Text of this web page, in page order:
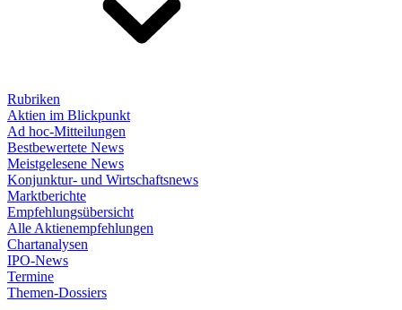
Rubriken
Aktien im Blickpunkt
Ad hoc-Mitteilungen
Bestbewertete News
Meistgelesene News
Konjunktur- und Wirtschaftsnews
Marktberichte
Empfehlungsübersicht
Alle Aktienempfehlungen
Chartanalysen
IPO-News
Termine
Themen-Dossiers